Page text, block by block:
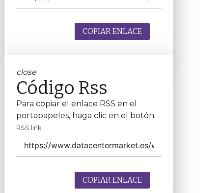
COPIAR ENLACE
close
Código Rss
Para copiar el enlace RSS en el
portapapeles, haga clic en el botón.
RSS link
COPIAR ENLACE